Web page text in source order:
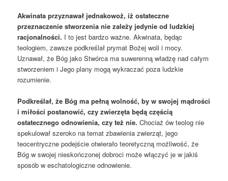
Akwinata przyznawał jednakowoż,iż ostateczne
przeznaczenie stworzenia nie zależy jedynie od ludzkiej
racjonalności. I to jest bardzo ważne. Akwinata, będąc
teologiem, zawsze podkreślał prymat Bożej woli i mocy.
Uznawał, że Bóg jako Stwórca ma suwerenną władzę nad całym
stworzeniem i Jego plany mogą wykraczać poza ludzkie
rozumienie.
Podkreślał, że Bóg ma pełną wolność, by w swojej mądrości
i miłości postanowić, czy zwierzęta będą częścią
ostatecznego odnowienia,czy też nie. Chociaż ów teolog nie
spekulował szeroko na temat zbawienia zwierząt, jego
teocentryczne podejście otwierało teoretyczną możliwość, że
Bóg w swojej nieskończonej dobroci może włączyć je w jakiś
sposób w eschatologiczne odnowienie.